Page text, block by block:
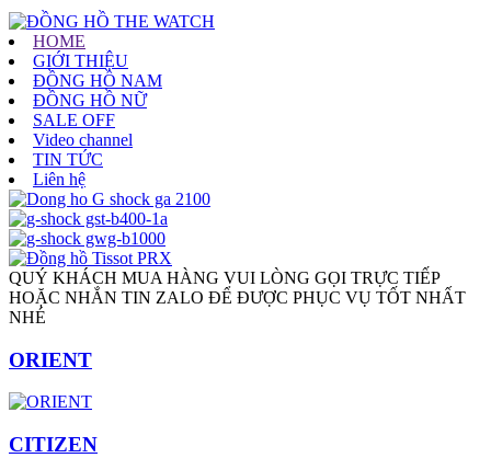
HOME
GIỚI THIỆU
ĐỒNG HỒ NAM
ĐỒNG HỒ NỮ
SALE OFF
Video channel
TIN TỨC
Liên hệ
QUÝ KHÁCH MUA HÀNG VUI LÒNG GỌI TRỰC TIẾP
HOẶC NHẮN TIN ZALO ĐỂ ĐƯỢC PHỤC VỤ TỐT NHẤT
NHÉ
ORIENT
CITIZEN